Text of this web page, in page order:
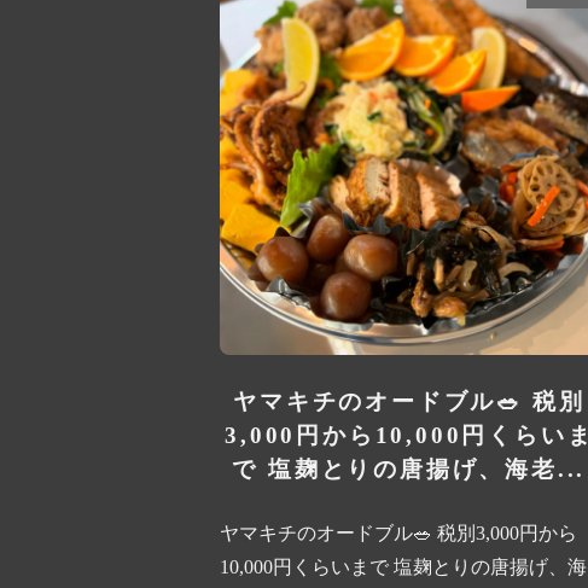
ヤマキチのオードブル🥗 税別
3,000円から10,000円くらいま
で 塩麹とりの唐揚げ、海老...
ヤマキチのオードブル🥗 税別3,000円から
10,000円くらいまで 塩麹とりの唐揚げ、海